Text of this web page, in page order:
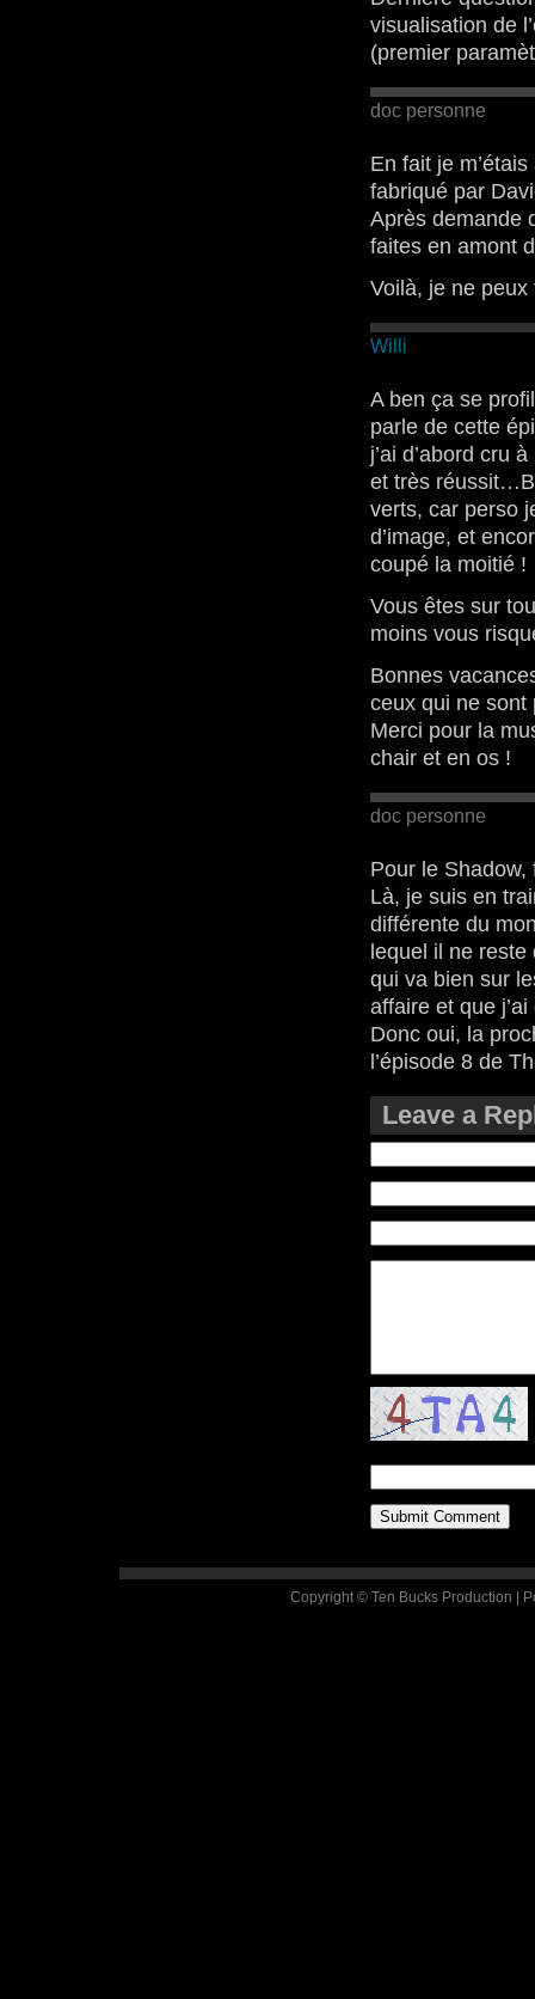
visualisation de
(premier
doc personne
En fait je
fabriqué par
Après demande
faites en amont
Voilà, je ne peux
Willi
A ben ça se
parle de cette
j’ai d’abord cru
et très
verts, car perso
d’image, et
coupé la moitié !
Vous êtes sur
moins vous
Bonnes
ceux qui ne
Merci pour la
chair et en os !
doc personne
Pour le
Là, je suis en
différente du
lequel il ne
qui va bien sur
affaire et que
Donc oui, la
l’épisode 8 de
Leave a
Copyright © Ten Bucks Production |